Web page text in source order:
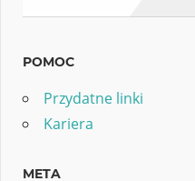
POMOC
Przydatne linki
Kariera
META